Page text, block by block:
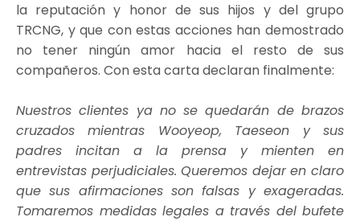
la reputación y honor de sus hijos y del grupo
TRCNG, y que con estas acciones han demostrado
no tener ningún amor hacia el resto de sus
compañeros. Con esta carta declaran finalmente:
Nuestros clientes ya no se quedarán de brazos
cruzados mientras Wooyeop, Taeseon y sus
padres incitan a la prensa y mienten en
entrevistas perjudiciales. Queremos dejar en claro
que sus afirmaciones son falsas y exageradas.
Tomaremos medidas legales a través del bufete